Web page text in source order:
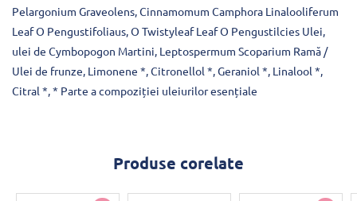
Pelargonium Graveolens, Cinnamomum Camphora Linalooliferum
Leaf O Pengustifoliaus, O Twistyleaf Leaf O Pengustilcies Ulei,
ulei de Cymbopogon Martini, Leptospermum Scoparium Ramă /
Ulei de frunze, Limonene *, Citronellol *, Geraniol *, Linalool *,
Citral *, * Parte a compoziției uleiurilor esențiale
Produse corelate